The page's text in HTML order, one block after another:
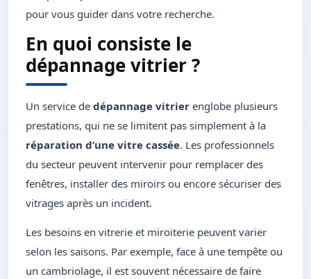
pour vous guider dans votre recherche.
En quoi consiste le
dépannage vitrier ?
Un service de dépannage vitrier englobe plusieurs
prestations, qui ne se limitent pas simplement à la
réparation d’une vitre cassée. Les professionnels
du secteur peuvent intervenir pour remplacer des
fenêtres, installer des miroirs ou encore sécuriser des
vitrages après un incident.
Les besoins en vitrerie et miroiterie peuvent varier
selon les saisons. Par exemple, face à une tempête ou
un cambriolage, il est souvent nécessaire de faire